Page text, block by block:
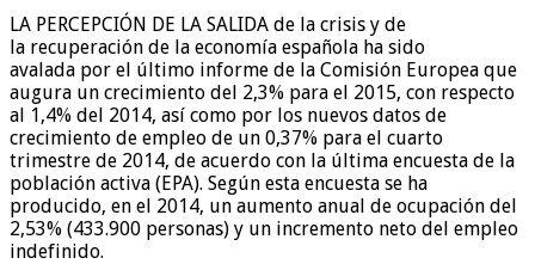
LA PERCEPCIÓN DE LA SALIDA de la crisis y de
la recuperación de la economía española ha sido
avalada por el último informe de la Comisión Europea que
augura un crecimiento del 2,3% para el 2015, con respecto
al 1,4% del 2014, así como por los nuevos datos de
crecimiento de empleo de un 0,37% para el cuarto
trimestre de 2014, de acuerdo con la última encuesta de la
población activa (EPA). Según esta encuesta se ha
producido, en el 2014, un aumento anual de ocupación del
2,53% (433.900 personas) y un incremento neto del empleo
indefinido.